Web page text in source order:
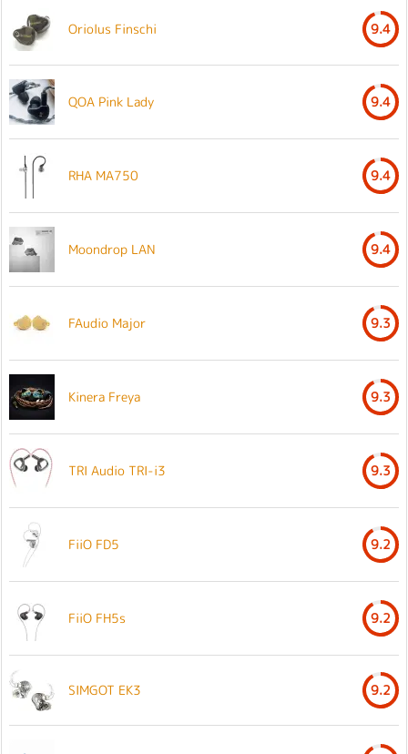
Oriolus Finschi 9.4
QOA Pink Lady 9.4
RHA MA750 9.4
Moondrop LAN 9.4
FAudio Major 9.3
Kinera Freya 9.3
TRI Audio TRI-i3 9.3
FiiO FD5 9.2
FiiO FH5s 9.2
SIMGOT EK3 9.2